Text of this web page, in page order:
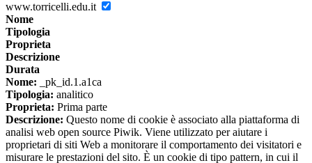
www.torricelli.edu.it
Nome
Tipologia
Proprieta
Descrizione
Durata
Nome: _pk_id.1.a1ca
Tipologia: analitico
Proprieta: Prima parte
Descrizione: Questo nome di cookie è associato alla piattaforma di
analisi web open source Piwik. Viene utilizzato per aiutare i
proprietari di siti Web a monitorare il comportamento dei visitatori e
misurare le prestazioni del sito. È un cookie di tipo pattern, in cui il